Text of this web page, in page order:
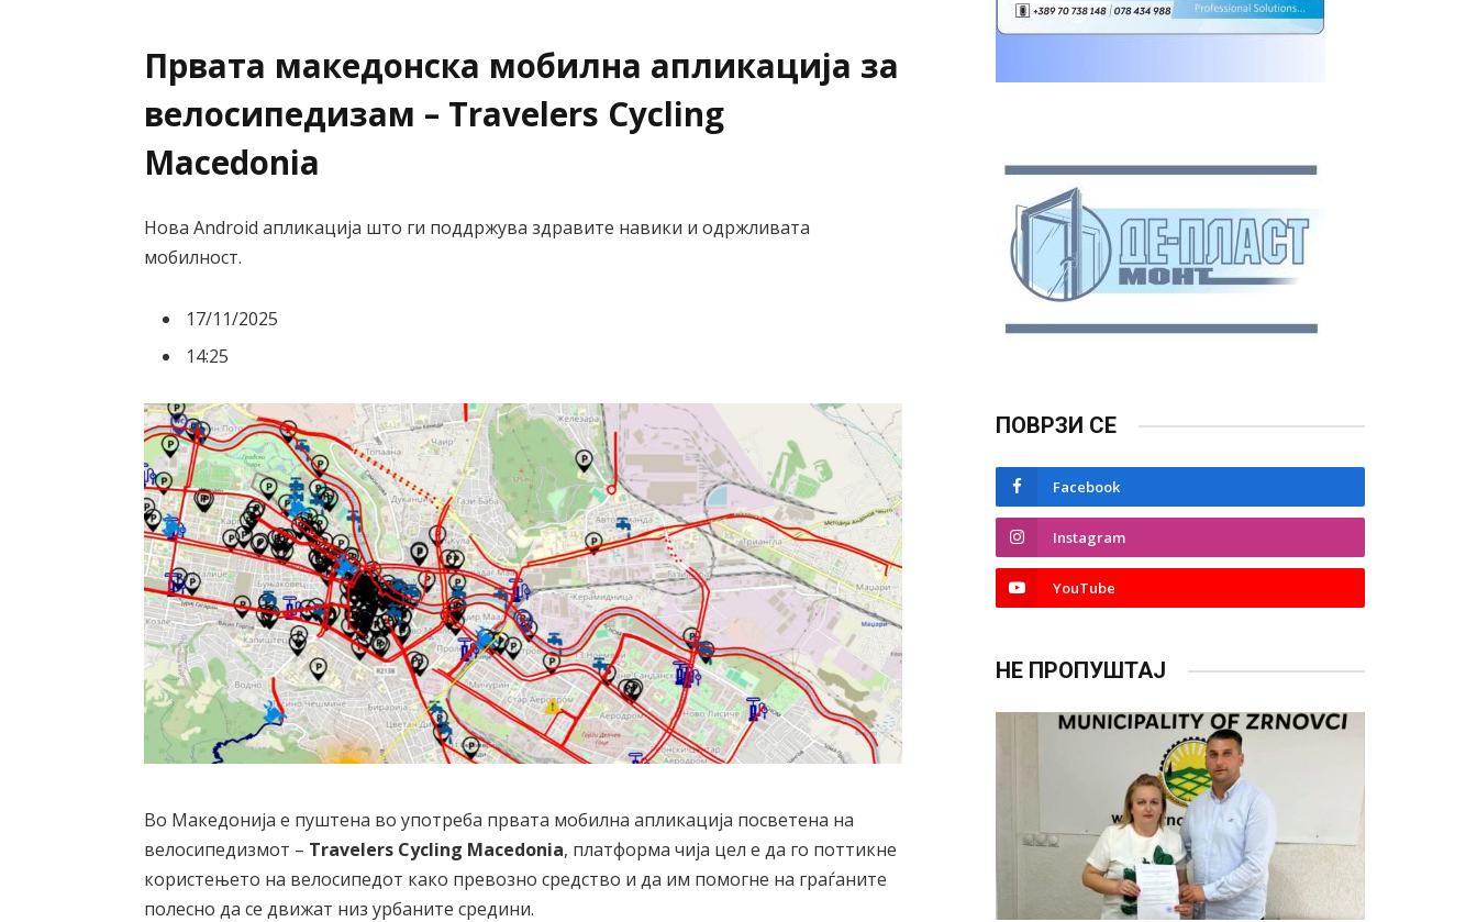
Првата македонска мобилна апликација за
велосипедизам – Travelers Cycling
Macedonia
Нова Android апликација што ги поддржува здравите навики и одржливата
мобилност.
17/11/2025
14:25
Во Македонија е пуштена во употреба првата мобилна апликација посветена на
велосипедизмот – Travelers Cycling Macedonia, платформа чија цел е да го поттикне
користењето на велосипедот како превозно средство и да им помогне на граѓаните
полесно да се движат низ урбаните средини.
ПОВРЗИ СЕ
Facebook
Instagram
YouTube
НЕ ПРОПУШТАЈ